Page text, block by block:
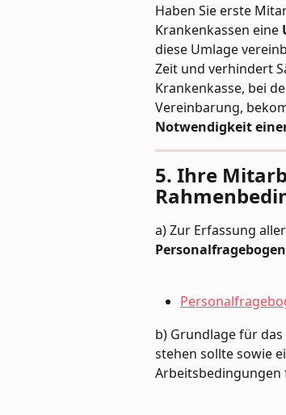
Haben Sie erste
Krankenkassen eine
diese Umlage
Zeit und verhindert
Krankenkasse, bei
Vereinbarung,
Notwendigkeit
5. Ihre
a) Zur Erfassung aller
Personalfragebogen
b) Grundlage für
stehen sollte sowie
Arbeitsbedingungen